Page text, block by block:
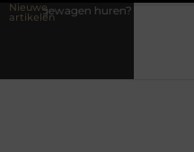
Nieuwe
artikelen
Kies de juiste aanhanger voor